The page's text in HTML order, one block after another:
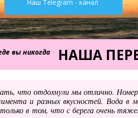
Наш Telegram - канал
вы никогда НАША
что отдохнули мы отлично.
и разных вкусностей. Вода в
в том, что с берега очень